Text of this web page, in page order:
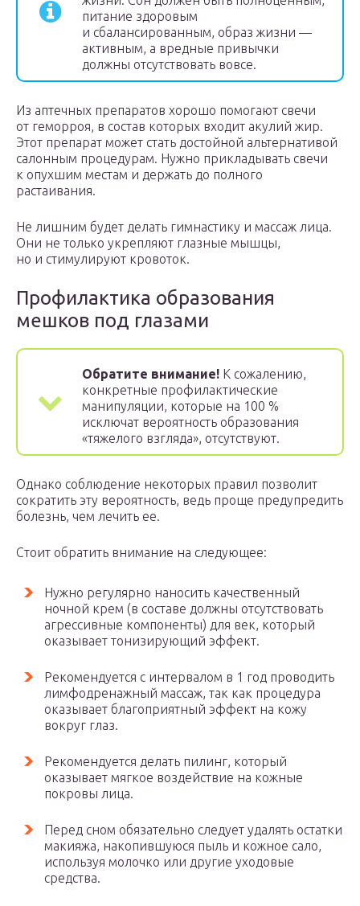
питание здоровым
и сбалансированным, образ жизни —
активным, а вредные привычки
должны отсутствовать вовсе.
Из аптечных препаратов хорошо помогают свечи
от геморроя, в состав которых входит акулий жир.
Этот препарат может стать достойной альтернативой
салонным процедурам. Нужно прикладывать свечи
к опухшим местам и держать до полного
растаивания.
Не лишним будет делать гимнастику и массаж лица.
Они не только укрепляют глазные мышцы,
но и стимулируют кровоток.
Профилактика образования
мешков под глазами
Обратите внимание! К сожалению,
конкретные профилактические
манипуляции, которые на 100 %
исключат вероятность образования
«тяжелого взгляда», отсутствуют.
Однако соблюдение некоторых правил позволит
сократить эту вероятность, ведь проще предупредить
болезнь, чем лечить ее.
Стоит обратить внимание на следующее:
Нужно регулярно наносить качественный
ночной крем (в составе должны отсутствовать
агрессивные компоненты) для век, который
оказывает тонизирующий эффект.
Рекомендуется с интервалом в 1 год проводить
лимфодренажный массаж, так как процедура
оказывает благоприятный эффект на кожу
вокруг глаз.
Рекомендуется делать пилинг, который
оказывает мягкое воздействие на кожные
покровы лица.
Перед сном обязательно следует удалять остатки
макияжа, накопившуюся пыль и кожное сало,
используя молочко или другие уходовые
средства.